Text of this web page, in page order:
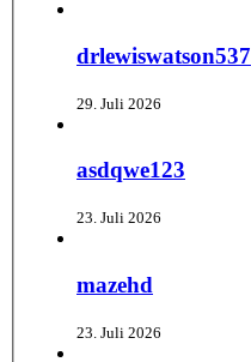
drlewiswatson537
29. Juli 2026
asdqwe123
23. Juli 2026
mazehd
23. Juli 2026